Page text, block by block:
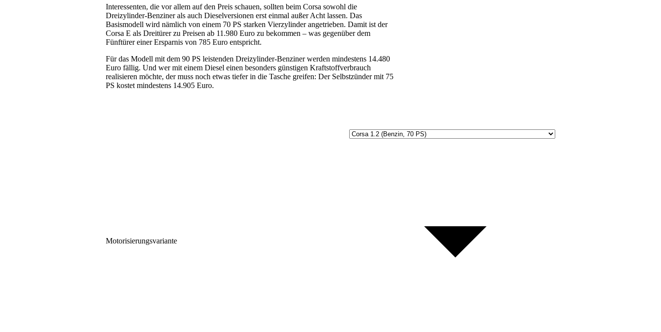
Interessenten, die vor allem auf den Preis schauen, sollten beim Corsa sowohl die
Dreizylinder-Benziner als auch Dieselversionen erst einmal außer Acht lassen. Das
Basismodell wird nämlich von einem 70 PS starken Vierzylinder angetrieben. Damit ist der
Corsa E als Dreitürer zu Preisen ab 11.980 Euro zu bekommen – was gegenüber dem
Fünftürer einer Ersparnis von 785 Euro entspricht.
Für das Modell mit dem 90 PS leistenden Dreizylinder-Benziner werden mindestens 14.480
Euro fällig. Und wer mit einem Diesel einen besonders günstigen Kraftstoffverbrauch
realisieren möchte, der muss noch etwas tiefer in die Tasche greifen: Der Selbstzünder mit 75
PS kostet mindestens 14.905 Euro.
Motorisierungsvariante